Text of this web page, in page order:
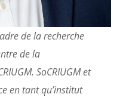
de la recherche
de la
SoCRIUGM et
en tant qu’institut